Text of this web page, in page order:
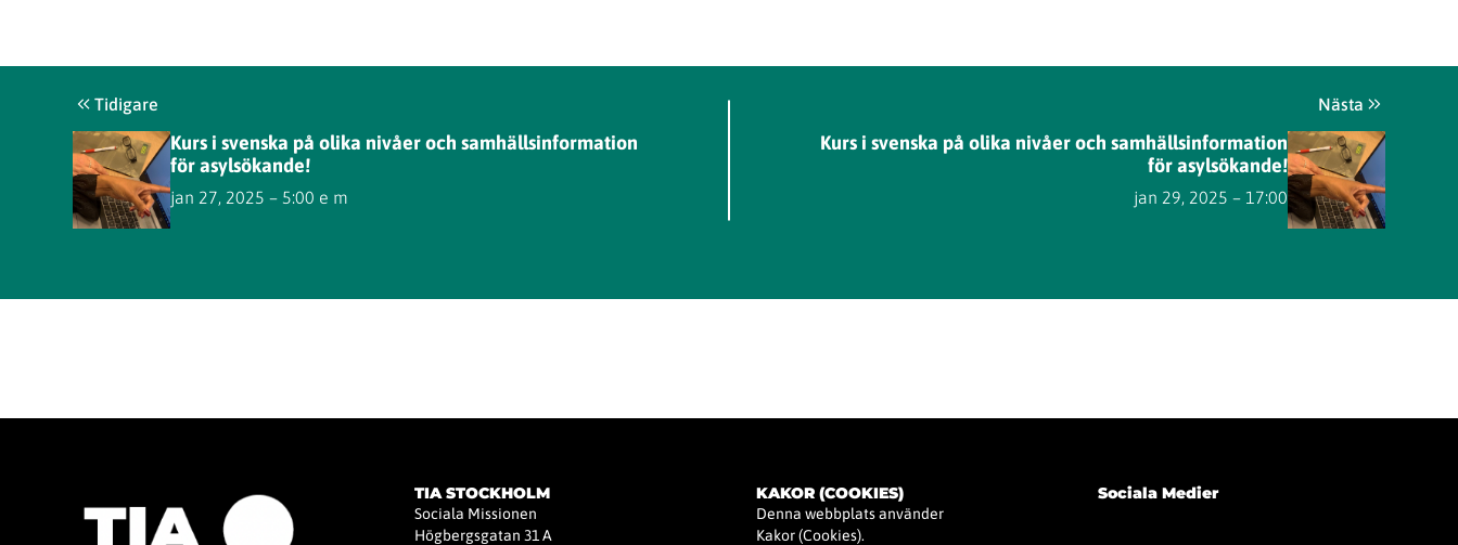
Tidigare
Kurs i svenska på olika nivåer och samhällsinformation
för asylsökande!
jan 27, 2025 – 5:00 e m
Nästa
Kurs i svenska på olika nivåer och samhällsinformation
för asylsökande!
jan 29, 2025 – 17:00
TIA STOCKHOLM
Sociala Missionen
Högbergsgatan 31 A
KAKOR (COOKIES)
Denna webbplats använder
Kakor (Cookies).
Sociala Medier